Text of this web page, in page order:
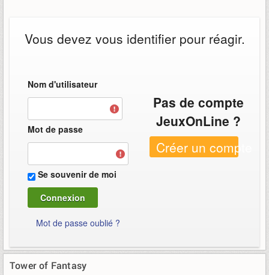
Vous devez vous identifier pour réagir.
Nom d'utilisateur
Mot de passe
Se souvenir de moi
Mot de passe oublié ?
Pas de compte
JeuxOnLine ?
Créer un compte
Tower of Fantasy